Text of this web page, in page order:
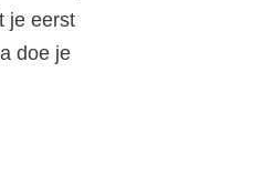
je eerst
doe je